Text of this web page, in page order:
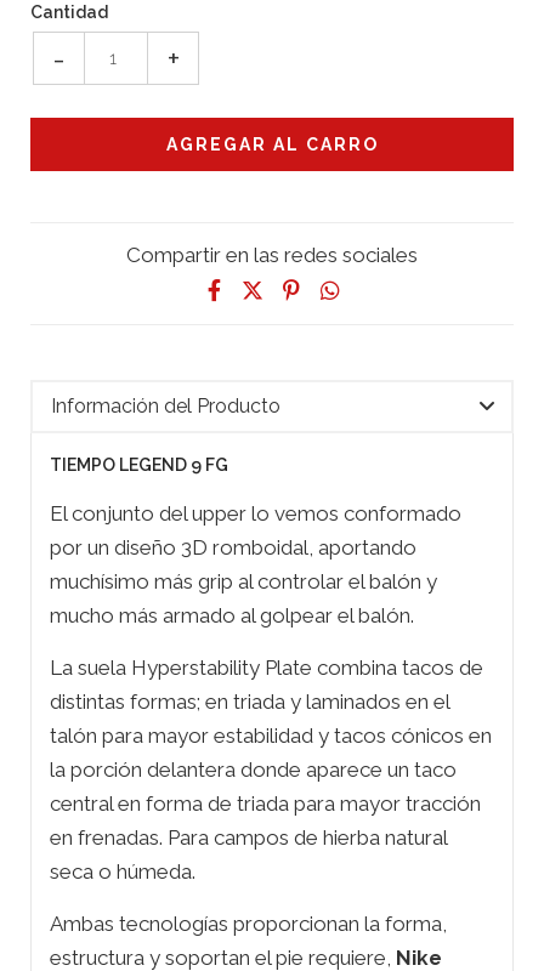
Cantidad
- +
Compartir en las redes sociales
Información del Producto
TIEMPO LEGEND 9 FG
El conjunto del upper lo vemos conformado
por un diseño 3D romboidal, aportando
muchísimo más grip al controlar el balón y
mucho más armado al golpear el balón.
La suela Hyperstability Plate combina tacos de
distintas formas; en triada y laminados en el
talón para mayor estabilidad y tacos cónicos en
la porción delantera donde aparece un taco
central en forma de triada para mayor tracción
en frenadas. Para campos de hierba natural
seca o húmeda.
Ambas tecnologías proporcionan la forma,
estructura y soportan el pie requiere, Nike